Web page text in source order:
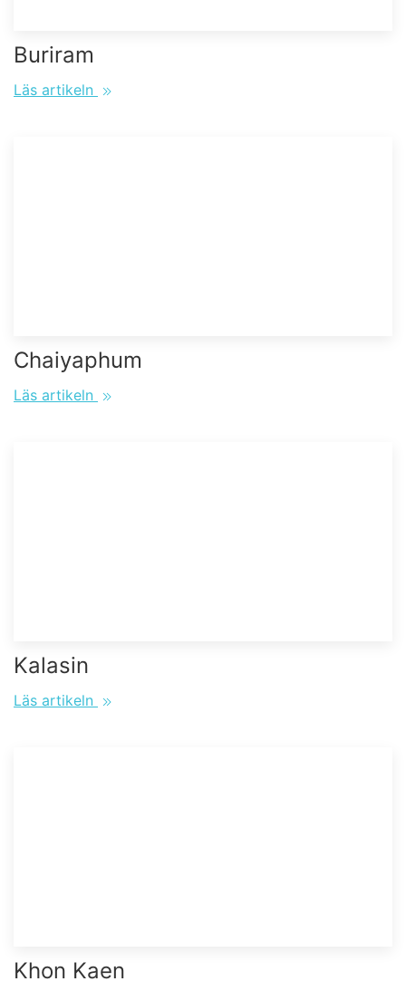
Buriram
Läs artikeln
Chaiyaphum
Läs artikeln
Kalasin
Läs artikeln
Khon Kaen